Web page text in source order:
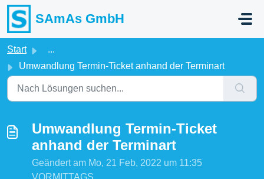
Zum hauptsächlichen Inhalt gehen
SAmAs GmbH
Start
...
Umwandlung Termin-Ticket anhand der Terminart
Umwandlung Termin-Ticket
anhand der Terminart
Geändert am Mo, 21 Feb, 2022 um 11:35
VORMITTAGS